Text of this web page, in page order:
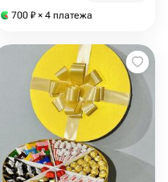
700 ₽ × 4 платежа